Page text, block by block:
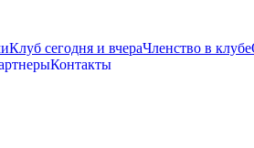
Клуб сегодня и вчераЧленство в клубе
Контакты